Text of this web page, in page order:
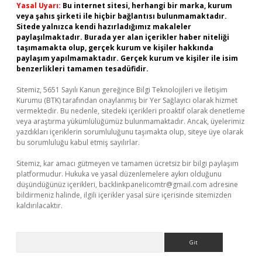
Yasal Uyarı: Bu internet sitesi, herhangi bir marka, kurum
veya şahıs şirketi ile hiçbir bağlantısı bulunmamaktadır.
Sitede yalnızca kendi hazırladığımız makaleler
paylaşılmaktadır. Burada yer alan içerikler haber niteliği
taşımamakta olup, gerçek kurum ve kişiler hakkında
paylaşım yapılmamaktadır. Gerçek kurum ve kişiler ile isim
benzerlikleri tamamen tesadüfidir.
Sitemiz, 5651 Sayılı Kanun gereğince Bilgi Teknolojileri ve İletişim
Kurumu (BTK) tarafından onaylanmış bir Yer Sağlayıcı olarak hizmet
vermektedir. Bu nedenle, sitedeki içerikleri proaktif olarak denetleme
veya araştırma yükümlülüğümüz bulunmamaktadır. Ancak, üyelerimiz
yazdıkları içeriklerin sorumluluğunu taşımakta olup, siteye üye olarak
bu sorumluluğu kabul etmiş sayılırlar.
Sitemiz, kar amacı gütmeyen ve tamamen ücretsiz bir bilgi paylaşım
platformudur. Hukuka ve yasal düzenlemelere aykırı olduğunu
düşündüğünüz içerikleri, backlinkpanelicomtr@gmail.com adresine
bildirmeniz halinde, ilgili içerikler yasal süre içerisinde sitemizden
kaldırılacaktır.